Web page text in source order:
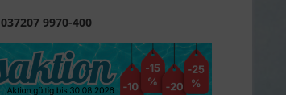
037207 9970-400